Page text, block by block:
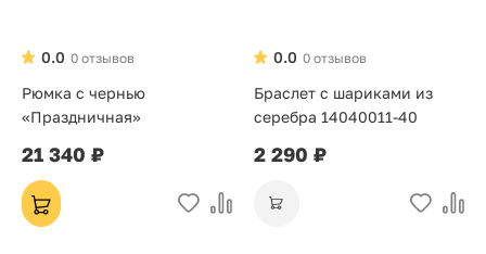
0 отзывов
0.0
Рюмка с чернью
«Праздничная»
21 340 ₽
0 отзывов
0.0
Браслет с шариками из
серебра 14040011-40
2 290 ₽